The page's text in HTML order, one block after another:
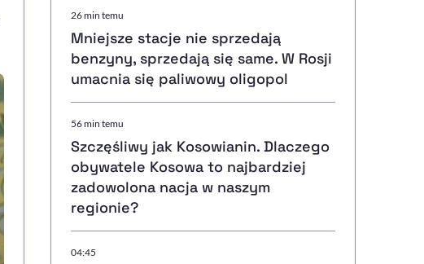
Sprawdź, jak i dlaczego zwiększamy dostępność
Deklaracja dostępności, otwiera się w nowym oknie
Zgłoś problem
, otwiera się w
26 min temu
Mniejsze stacje nie sprzedają
benzyny, sprzedają się same. W Rosji
umacnia się paliwowy oligopol
56 min temu
Szczęśliwy jak Kosowianin. Dlaczego
obywatele Kosowa to najbardziej
zadowolona nacja w naszym
regionie?
04:45